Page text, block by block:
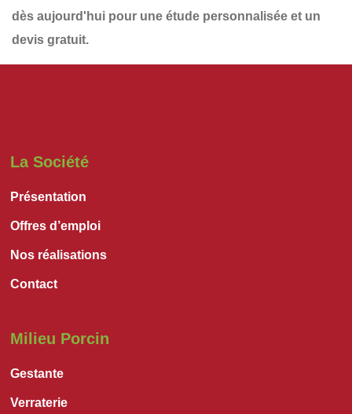
dès aujourd'hui pour une étude personnalisée et un
devis gratuit.
La Société
Présentation
Offres d’emploi
Nos réalisations
Contact
Milieu Porcin
Gestante
Verraterie